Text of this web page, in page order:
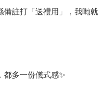
備註打「送禮用」，我哋就
多一份儀式感✨